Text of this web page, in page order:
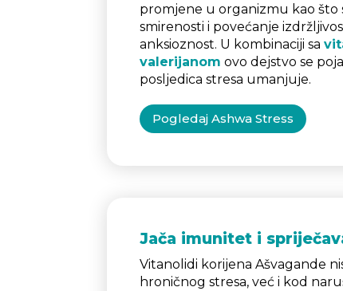
promjene u organizmu kao što
smirenosti i povećanje
anksioznost. U kombinaciji sa
valerijanom ovo dejstvo se
posljedica stresa umanjuje.
Pogledaj Ashwa Stress
Jača imunitet i
Vitanolidi korijena Ašvagande
hroničnog stresa, već i kod